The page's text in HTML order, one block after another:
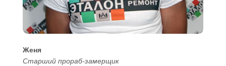
Женя
Старший прораб-замерщик